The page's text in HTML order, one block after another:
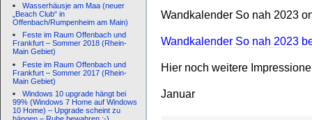
Wasserhäusje am Maa (neuer
„Beach Club“ in
Offenbach/Rumpenheim am Main)
Feste im Raum Offenbach und
Frankfurt – Sommer 2018 (Rhein-
Main Gebiet)
Feste im Raum Offenbach und
Frankfurt – Sommer 2017 (Rhein-
Main Gebiet)
Windows 10 upgrade hängt bei
99% (Windows 7 Home auf Windows
10 Home) – Upgrade scheint zu
Wandkalender So nah 2023
Wandkalender So nah 2023
Hier noch weitere
Januar